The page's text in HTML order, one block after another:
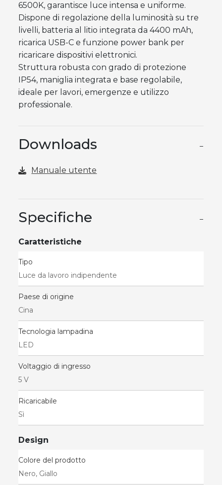
6500K, garantisce luce intensa e uniforme.
Dispone di regolazione della luminosità su tre
livelli, batteria al litio integrata da 4400 mAh,
ricarica USB-C e funzione power bank per
ricaricare dispositivi elettronici.
Struttura robusta con grado di protezione
IP54, maniglia integrata e base regolabile,
ideale per lavori, emergenze e utilizzo
professionale.
Downloads −
Manuale utente
Specifiche −
Caratteristiche
Tipo
Luce da lavoro indipendente
Paese di origine
Cina
Tecnologia lampadina
LED
Voltaggio di ingresso
5 V
Ricaricabile
Sì
Design
Colore del prodotto
Nero, Giallo